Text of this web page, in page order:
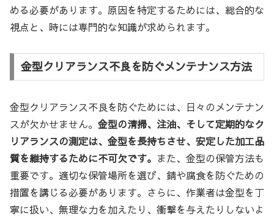
める必要があります。原因を特定するためには、総合的な
視点と、時には専門的な知識が求められます。
金型クリアランス不良を防ぐメンテナンス方法
金型クリアランス不良を防ぐためには、日々のメンテナン
スが欠かせません。 金型の清掃、注油、そして定期的なク
リアランスの測定は、金型を長持ちさせ、安定した加工品
質を維持するために不可欠です。 また、金型の保管方法も
重要です。適切な保管場所を選び、錆や腐食を防ぐための
措置を講じる必要があります。さらに、作業者は金型を丁
寧に扱い、無理な力を加えたり、衝撃を与えたりしないよ